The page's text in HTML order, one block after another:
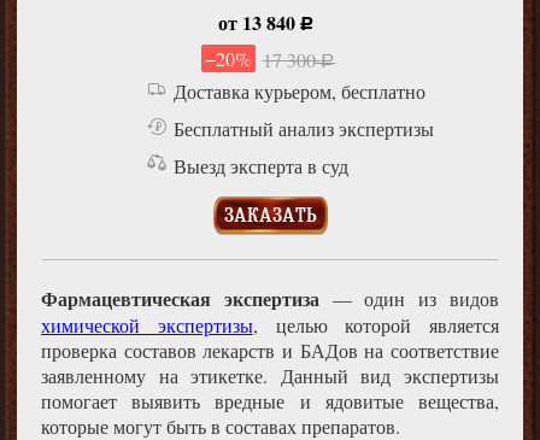
от 13 840 руб.
−20% 17 300руб.
Доставка курьером, бесплатно
Бесплатный анализ экспертизы
Выезд эксперта в суд
ЗАКАЗАТЬ
Фармацевтическая экспертиза — один из видов
химической экспертизы, целью которой является
проверка составов лекарств и БАДов на соответствие
заявленному на этикетке. Данный вид экспертизы
помогает выявить вредные и ядовитые вещества,
которые могут быть в составах препаратов.